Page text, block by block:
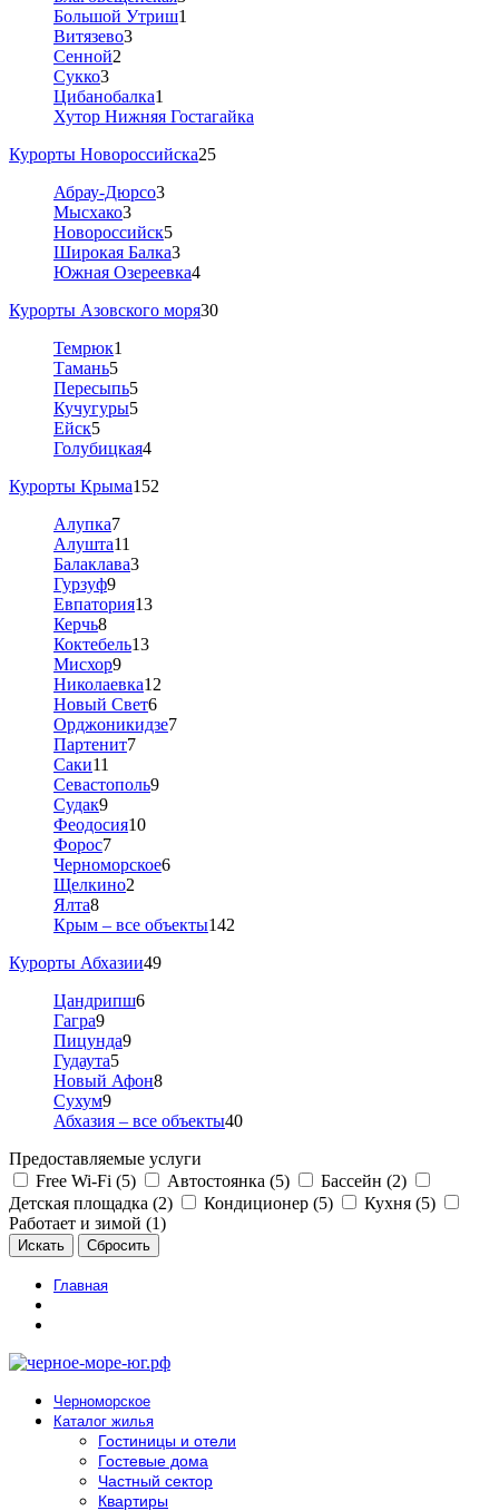
Большой Утриш1
Витязево3
Сенной2
Сукко3
Цибанобалка1
Хутор Нижняя Гостагайка
Курорты Новороссийска25
Абрау-Дюрсо3
Мысхако3
Новороссийск5
Широкая Балка3
Южная Озереевка4
Курорты Азовского моря30
Темрюк1
Тамань5
Пересыпь5
Кучугуры5
Ейск5
Голубицкая4
Курорты Крыма152
Алупка7
Алушта11
Балаклава3
Гурзуф9
Евпатория13
Керчь8
Коктебель13
Мисхор9
Николаевка12
Новый Свет6
Орджоникидзе7
Партенит7
Саки11
Севастополь9
Судак9
Феодосия10
Форос7
Черноморское6
Щелкино2
Ялта8
Крым – все объекты142
Курорты Абхазии49
Цандрипш6
Гагра9
Пицунда9
Гудаута5
Новый Афон8
Сухум9
Абхазия – все объекты40
Предоставляемые услуги
Free Wi-Fi (5)
Автостоянка (5)
Бассейн (2)
Детская площадка (2)
Кондиционер (5)
Кухня (5)
Работает и зимой (1)
Главная
Черноморское
Каталог жилья
Гостиницы и отели
Гостевые дома
Частный сектор
Квартиры